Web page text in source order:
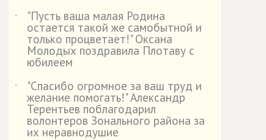
˙
"Пусть ваша малая Родина
остается такой же самобытной и
только процветает!" Оксана
Молодых поздравила Плотаву с
юбилеем
˙
"Спасибо огромное за ваш труд и
желание помогать!" Александр
Терентьев поблагодарил
волонтеров Зонального района за
их неравнодушие